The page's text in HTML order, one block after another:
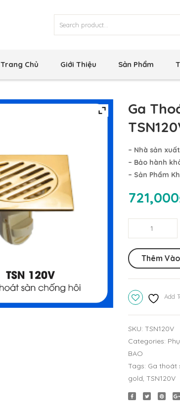
Trang Chủ Giới Thiệu Sản Phẩm
Ga
– Nhà sản
– Bảo hành
– Sản Phẩm
721,000
Thoát
Sàn
Chống
quantity
Thêm
Add
SKU: TSN120V
Categories:
BAO
Tags: Ga thoát
gold, TSN120V